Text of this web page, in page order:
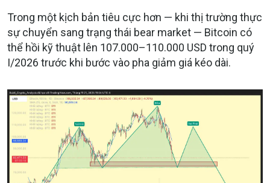
Trong một kịch bản tiêu cực hơn — khi thị trường thực
sự chuyển sang trạng thái bear market — Bitcoin có
thể hồi kỹ thuật lên 107.000–110.000 USD trong quý
I/2026 trước khi bước vào pha giảm giá kéo dài.